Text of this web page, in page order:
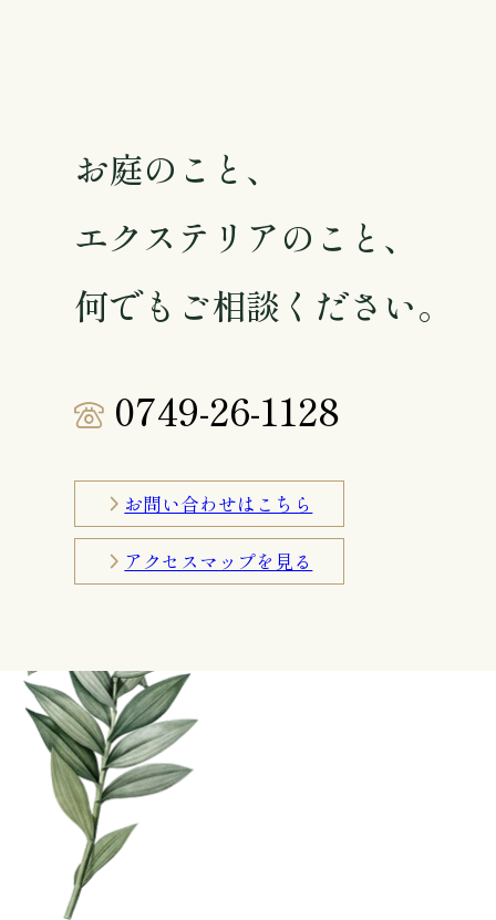
お庭のこと、
エクステリアのこと、
何でもご相談ください。
0749-26-1128
お問い合わせはこちら
アクセスマップを見る